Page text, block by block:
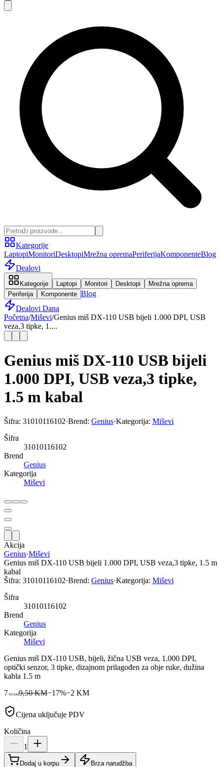
Kategorije
LaptopiMonitoriDesktopiMrežna opremaPeriferijaKomponenteBlog
Dealovi
Kategorije Laptopi Monitori Desktopi
Mrežna oprema
Periferija
Komponente Blog
Dealovi Dana
Početna/Miševi/Genius miš DX-110 USB bijeli 1.000 DPI, USB
veza,3 tipke, 1....
Genius miš DX-110 USB bijeli
1.000 DPI, USB veza,3 tipke,
1.5 m kabal
Šifra: 31010116102·Brend: Genius·Kategorija: Miševi
Šifra
31010116102
Brend
Genius
Kategorija
Miševi
Akcija
Genius·Miševi
Genius miš DX-110 USB bijeli 1.000 DPI, USB veza,3 tipke, 1.5 m
kabal
Šifra: 31010116102·Brend: Genius·Kategorija: Miševi
Šifra
31010116102
Brend
Genius
Kategorija
Miševi
Genius miš DX-110 USB, bijeli, žična USB veza, 1.000 DPI,
optički senzor, 3 tipke, dizajnom prilagođen za obje ruke, dužina
kabla 1.5 m
7 90KM9,50 KM−17%−2 KM
Cijena uključuje PDV
Količina
1
Dodaj u korpu Brza narudžba